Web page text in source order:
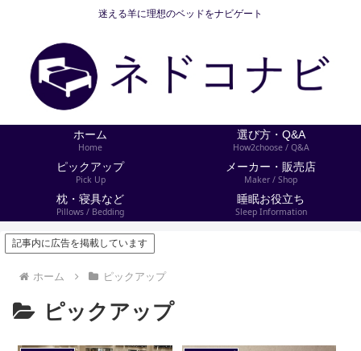
迷える羊に理想のベッドをナビゲート
ホーム
Home
選び方・Q&A
How2choose / Q&A
ピックアップ
Pick Up
メーカー・販売店
Maker / Shop
枕・寝具など
Pillows / Bedding
睡眠お役立ち
Sleep Information
記事内に広告を掲載しています
ホーム ピックアップ
ピックアップ